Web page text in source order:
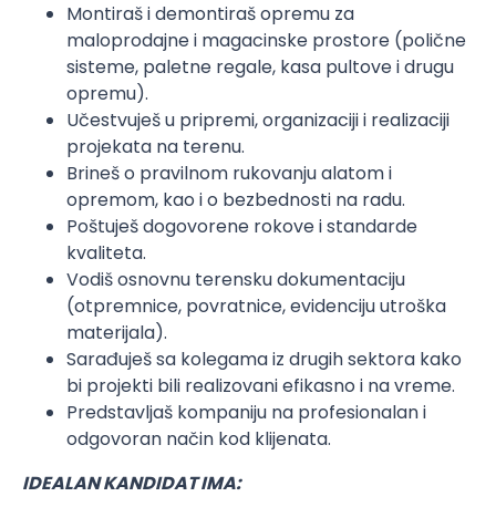
Montiraš i demontiraš opremu za
maloprodajne i magacinske prostore (polične
sisteme, paletne regale, kasa pultove i drugu
opremu).
Učestvuješ u pripremi, organizaciji i realizaciji
projekata na terenu.
Brineš o pravilnom rukovanju alatom i
opremom, kao i o bezbednosti na radu.
Poštuješ dogovorene rokove i standarde
kvaliteta.
Vodiš osnovnu terensku dokumentaciju
(otpremnice, povratnice, evidenciju utroška
materijala).
Sarađuješ sa kolegama iz drugih sektora kako
bi projekti bili realizovani efikasno i na vreme.
Predstavljaš kompaniju na profesionalan i
odgovoran način kod klijenata.
IDEALAN KANDIDAT IMA: